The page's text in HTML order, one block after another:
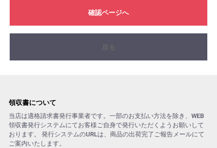
確認ページへ
領収書について
当店は適格請求書発行事業者です。一部のお支払い方法を除き、WEB
領収書発行システムにてお客様ご自身で発行いただくようお願いして
おります。 発行システムのURLは、商品の出荷完了ご報告メールにて
ご案内いたします。